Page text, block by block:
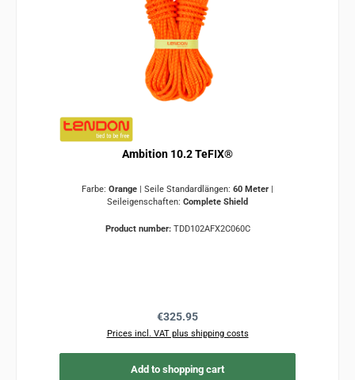
Ambition 10.2 TeFIX®
Farbe: Orange | Seile Standardlängen: 60 Meter |
Seileigenschaften: Complete Shield
Product number: TDD102AFX2C060C
Regular price:
€325.95
Prices incl. VAT plus shipping costs
Add to shopping cart